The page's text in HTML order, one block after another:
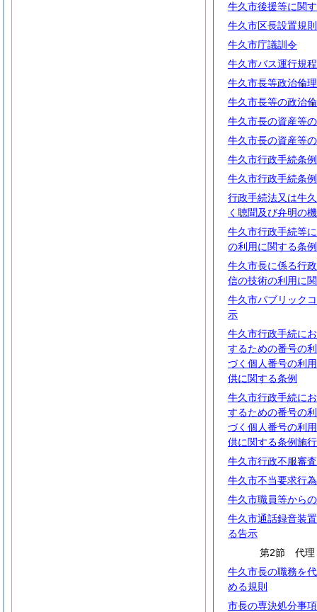
牛久市後援等に関
牛久市区長設置規則
牛久市庁議訓令
牛久市バス運行規程
牛久市長等政治倫
牛久市長等の政治
牛久市長の資産等
牛久市長の資産等
牛久市行政手続条例
牛久市行政手続条
行政手続法又は牛
く聴聞及び弁明の
牛久市行政手続等
の利用に関する条例
牛久市長に係る行
信の技術の利用に
牛久市パブリック
示
牛久市行政手続に
するための番号の
づく個人番号の利
供に関する条例
牛久市行政手続に
するための番号の
づく個人番号の利
供に関する条例施
牛久市行政不服審
牛久市不当要求行
牛久市職員等から
牛久市通話録音装
る告示
第2節 代理
牛久市長の職務を
める規則
市長の専決処分事